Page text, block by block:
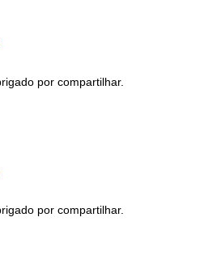
por compartilhar.
por compartilhar.